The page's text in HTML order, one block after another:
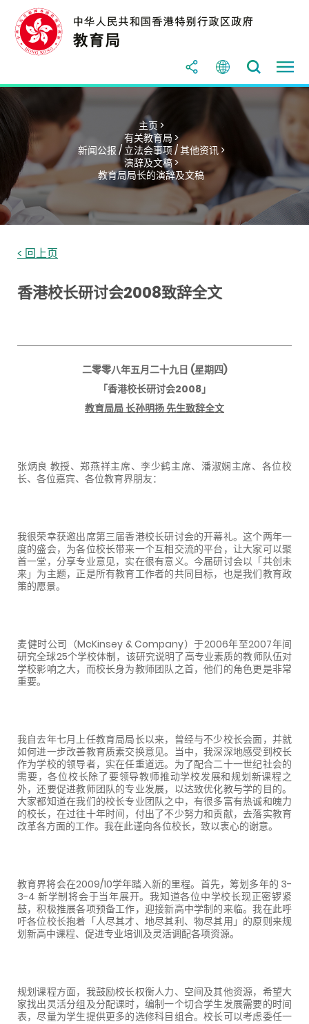
主页 >
有关教育局 >
新闻公报 / 立法会事项 / 其他资讯 >
演辞及文稿 >
教育局局长的演辞及文稿
< 回上页
香港校长研讨会2008致辞全文
二零零八年五月二十九日 (星期四)
「香港校长研讨会2008 」
教育局局 长孙明扬 先生致辞全文
张炳良 教授、郑燕祥主席、李少鹤主席、潘淑娴主席、各位校
长、各位嘉宾、各位教育界朋友：
我很荣幸获邀出席第三届香港校长研讨会的开幕礼。这个两年一
度的盛会，为各位校长带来一个互相交流的平台，让大家可以聚
首一堂，分享专业意见，实在很有意义。今届研讨会以「共创未
来」为主题，正是所有教育工作者的共同目标，也是我们教育政
策的愿景。
麦健时公司（McKinsey & Company）于2006年至2007年间
研究全球25个学校体制，该研究说明了高专业素质的教师队伍对
学校影响之大，而校长身为教师团队之首，他们的角色更是非常
重要。
我自去年七月上任教育局局长以来，曾经与不少校长会面，并就
如何进一步改善教育质素交换意见。当中，我深深地感受到校长
作为学校的领导者，实在任重道远。为了配合二十一世纪社会的
需要，各位校长除了要领导教师推动学校发展和规划新课程之
外，还要促进教师团队的专业发展，以达致优化教与学的目的。
大家都知道在我们的校长专业团队之中，有很多富有热诚和魄力
的校长，在过往十年时间，付出了不少努力和贡献，去落实教育
改革各方面的工作。我在此谨向各位校长，致以衷心的谢意。
教育界将会在2009/10学年踏入新的里程。首先，筹划多年的 3-
3-4 新学制将会于当年展开。我知道各位中学校长现正密锣紧
鼓，积极推展各项预备工作，迎接新高中学制的来临。我在此呼
吁各位校长抱着「人尽其才、地尽其利、物尽其用」的原则来规
划新高中课程、促进专业培训及灵活调配各项资源。
规划课程方面，我鼓励校长权衡人力、空间及其他资源，希望大
家找出灵活分组及分配课时，编制一个切合学生发展需要的时间
表，尽量为学生提供更多的选修科目组合。校长可以考虑委任一